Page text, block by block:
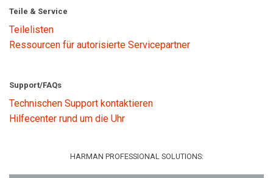
Teile & Service
Teilelisten
Ressourcen für autorisierte Servicepartner
Support/FAQs
Technischen Support kontaktieren
Hilfecenter rund um die Uhr
HARMAN PROFESSIONAL SOLUTIONS: